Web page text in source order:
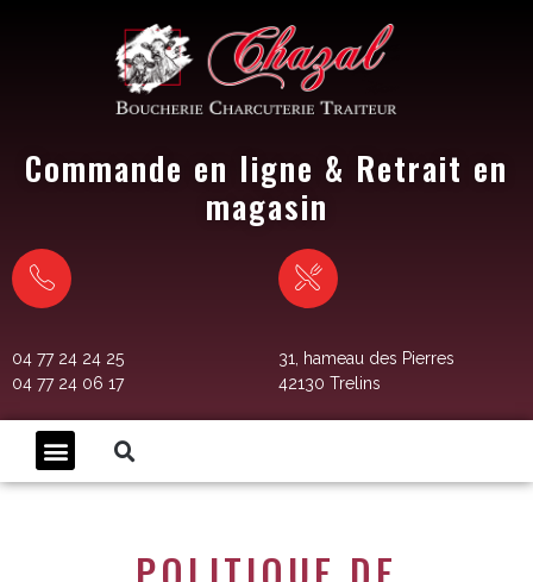
Commande en ligne & Retrait en
magasin
04 77 24 24 25
04 77 24 06 17
31, hameau des Pierres
42130 Trelins